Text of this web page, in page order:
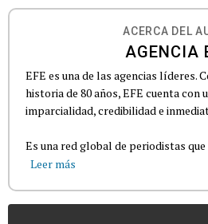
ACERCA DEL
AGENCIA
EFE es una de las agencias líderes.
historia de 80 años, EFE cuenta con
imparcialidad, credibilidad e
Es una red global de periodistas que
Leer más